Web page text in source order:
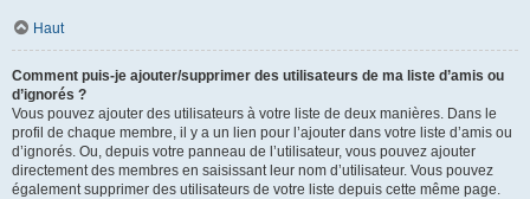
Haut
Comment puis-je ajouter/supprimer des utilisateurs de ma liste d’amis ou
d’ignorés ?
Vous pouvez ajouter des utilisateurs à votre liste de deux manières. Dans le
profil de chaque membre, il y a un lien pour l’ajouter dans votre liste d’amis ou
d’ignorés. Ou, depuis votre panneau de l’utilisateur, vous pouvez ajouter
directement des membres en saisissant leur nom d’utilisateur. Vous pouvez
également supprimer des utilisateurs de votre liste depuis cette même page.